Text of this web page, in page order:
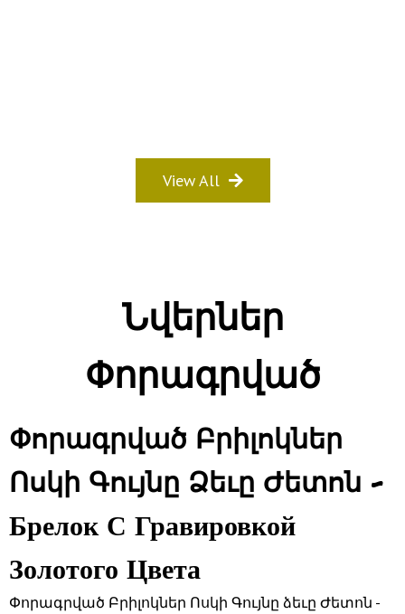
View All
Նվերներ
Փորագրված
Փորագրված Բրիլոկներ
Ոսկի Գույնը Ձեւը Ժետոն -
Брелок С Гравировкой
Золотого Цвета
Փորագրված Բրիլոկներ Ոսկի Գույնը ձեւը Ժետոն -